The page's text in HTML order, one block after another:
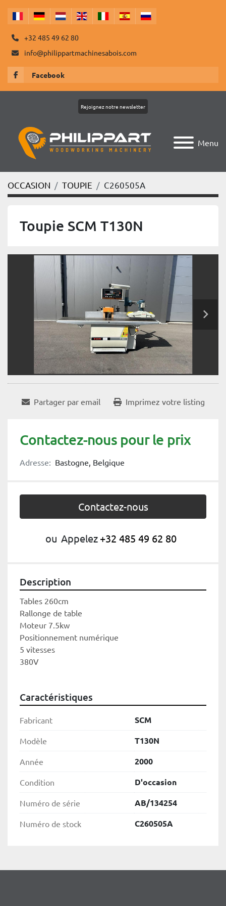
+32 485 49 62 80
info@philippartmachinesabois.com
Facebook
Menu
Rejoignez notre newsletter
OCCASION TOUPIE C260505A
Toupie SCM T130N
Partager par email Imprimez votre listing
Contactez-nous pour le prix
Adresse: Bastogne, Belgique
Contactez-nous
ou Appelez +32 485 49 62 80
Description
Tables 260cm
Rallonge de table
Moteur 7.5kw
Positionnement numérique
5 vitesses
380V
Caractéristiques
Fabricant SCM
Modèle T130N
Année 2000
Condition D'occasion
Numéro de série AB/134254
Numéro de stock C260505A